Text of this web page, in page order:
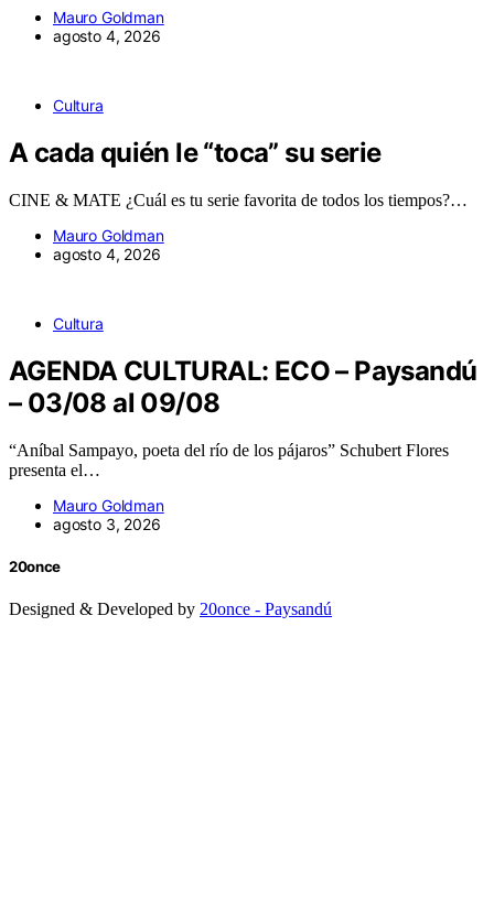
Mauro Goldman
agosto 4, 2026
Cultura
A cada quién le “toca” su serie
CINE & MATE ¿Cuál es tu serie favorita de todos los tiempos?…
Mauro Goldman
agosto 4, 2026
Cultura
AGENDA CULTURAL: ECO – Paysandú
– 03/08 al 09/08
“Aníbal Sampayo, poeta del río de los pájaros” Schubert Flores
presenta el…
Mauro Goldman
agosto 3, 2026
20once
Designed & Developed by 20once - Paysandú